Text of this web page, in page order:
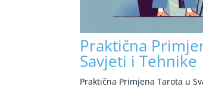
Praktična
Savjeti i Tehnike
Praktična Primjena Tarota u